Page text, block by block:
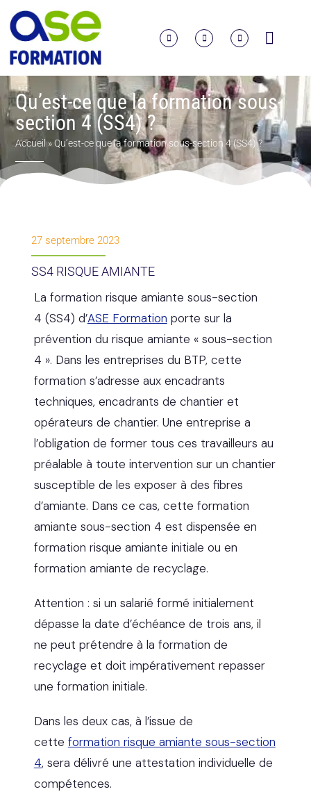
Qu’est-ce que la formation sous-
section 4 (SS4) ?
Accueil»Qu’est-ce que la formation sous-section 4 (SS4) ?
27 septembre 2023
SS4 RISQUE AMIANTE
La formation risque amiante sous-section
4 (SS4) d’ASE Formation porte sur la
prévention du risque amiante « sous-section
4 ». Dans les entreprises du BTP, cette
formation s’adresse aux encadrants
techniques, encadrants de chantier et
opérateurs de chantier. Une entreprise a
l’obligation de former tous ces travailleurs au
préalable à toute intervention sur un chantier
susceptible de les exposer à des fibres
d’amiante. Dans ce cas, cette formation
amiante sous-section 4 est dispensée en
formation risque amiante initiale ou en
formation amiante de recyclage.
Attention : si un salarié formé initialement
dépasse la date d’échéance de trois ans, il
ne peut prétendre à la formation de
recyclage et doit impérativement repasser
une formation initiale.
Dans les deux cas, à l’issue de
cette formation risque amiante sous-section
4, sera délivré une attestation individuelle de
compétences.